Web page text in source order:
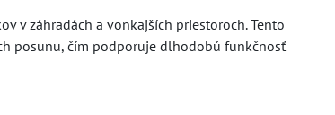
v záhradách a vonkajších priestoroch. Tento
posunu, čím podporuje dlhodobú funkčnosť